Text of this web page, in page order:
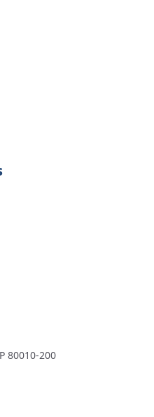
80010-200